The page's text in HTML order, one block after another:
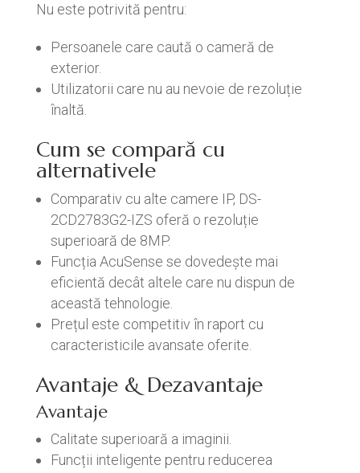
Nu este potrivită pentru:
Persoanele care caută o cameră de
exterior.
Utilizatorii care nu au nevoie de rezoluție
înaltă.
Cum se compară cu
alternativele
Comparativ cu alte camere IP, DS-
2CD2783G2-IZS oferă o rezoluție
superioară de 8MP.
Funcția AcuSense se dovedește mai
eficientă decât altele care nu dispun de
această tehnologie.
Prețul este competitiv în raport cu
caracteristicile avansate oferite.
Avantaje & Dezavantaje
Avantaje
Calitate superioară a imaginii.
Funcții inteligente pentru reducerea